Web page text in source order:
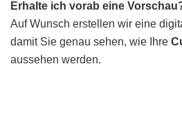
Erhalte ich vorab eine
Auf Wunsch erstellen wir eine
damit Sie genau sehen, wie Ihre
aussehen werden.